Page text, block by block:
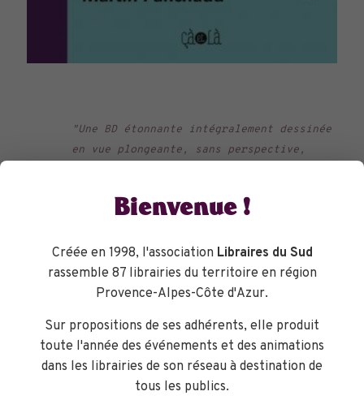
"Une BD étonnante intégralement dessinée
en vue plongeante, sans perspective,
Une histoire touchante qui parle d'un
soudainement basculer.
Un joli cadeau."
Librairie Goulard
Bienvenue !
Créée en 1998, l'association Libraires du Sud
rassemble 87 librairies du territoire en région
Provence-Alpes-Côte d'Azur.
Sur propositions de ses adhérents, elle produit
toute l'année des événements et des animations
dans les librairies de son réseau à destination de
tous les publics.